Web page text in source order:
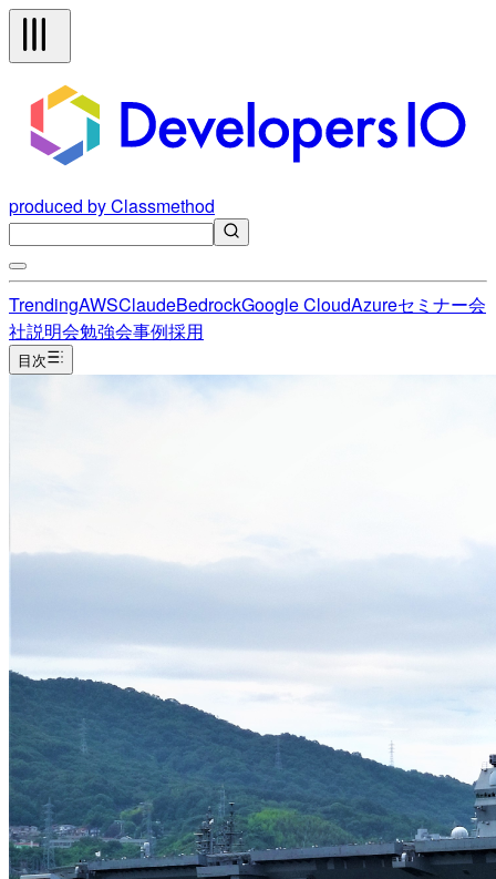
produced by Classmethod
TrendingAWSClaudeBedrockGoogle CloudAzureセミナー会
社説明会勉強会事例採用
目次